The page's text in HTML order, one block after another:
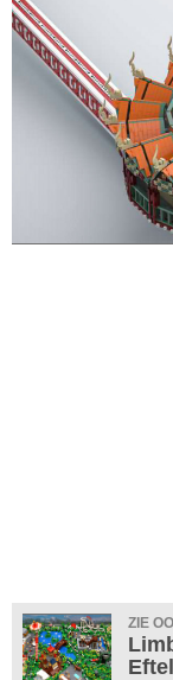
ZIE